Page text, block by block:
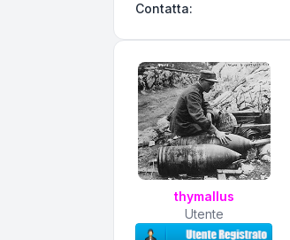
Contatta:
thymallus
Utente